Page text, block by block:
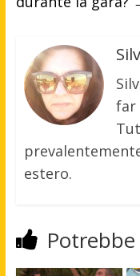
far
estero.